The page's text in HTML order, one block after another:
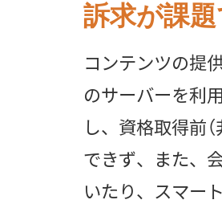
訴求が課
コンテンツの提
のサーバーを利
し、資格取得前
できず、また、
いたり、スマー